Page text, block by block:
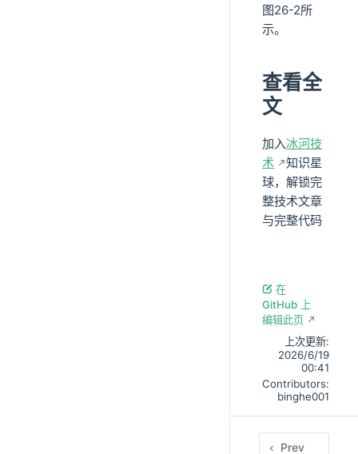
图26-2所
示。
查看全
文
加入冰河技
术
知识星
球，解锁完
整技术文章
与完整代码
在
GitHub 上
编辑此页
上次更新:
2026/6/19
00:41
Contributors:
binghe001
Prev